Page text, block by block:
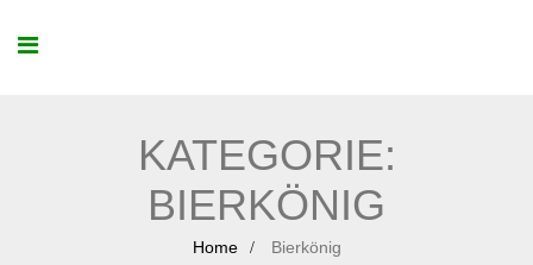
KATEGORIE:
BIERKÖNIG
Home Bierkönig